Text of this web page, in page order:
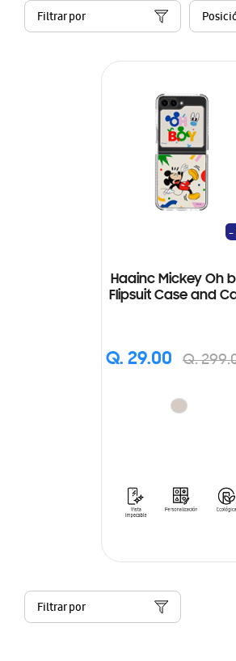
Filtrar por
Haainc Mickey Oh
Flipsuit Case and
Q. 29.00 Q.
-
Filtrar por